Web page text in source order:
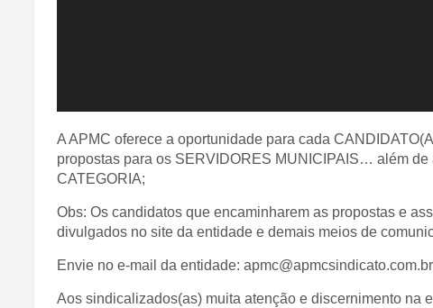
A APMC oferece a oportunidade para cada
propostas para os SERVIDORES MUNICIPAIS… além
CATEGORIA;
Obs: Os candidatos que encaminharem as propostas e
divulgados no site da entidade e demais meios de
Envie no e-mail da entidade: apmc@apmcsindicato.com.br
Aos sindicalizados(as) muita atenção e discernimento